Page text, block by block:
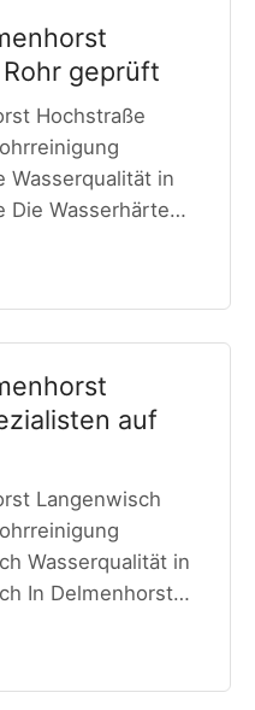
geprüft
Hochstraße
Wasserqualität in
Die Wasserhärte…
auf
Langenwisch
Wasserqualität in
In Delmenhorst…